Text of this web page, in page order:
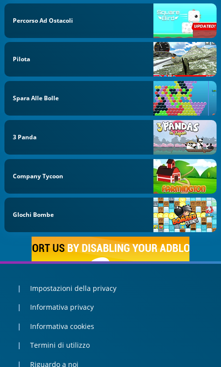
Percorso Ad Ostacoli
Pilota
Spara Alle Bolle
3 Panda
Company Tycoon
GIochi Bombe
Impostazioni della privacy
Informativa privacy
Informativa cookies
Termini di utilizzo
Riguardo a noi